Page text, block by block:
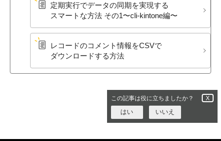
定期実行で​データの​同期を​実現する​
スマートな​方​法 ​その​1〜cli-kintone編〜
レコードの​コメント情報を​CSVで​
ダウンロードする​方​法
この記事は役に立ちましたか？ X
はい いいえ